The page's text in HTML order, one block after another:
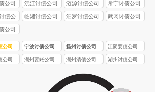
公司 沅江讨债公司 涟源讨债公司 常宁讨债公司
债公
临湘讨债公司 汨罗讨债公司 武冈讨债公司
公司
公司 宁波讨债公司 扬州讨债公司 江阴要债公司
公司 湖州要账公司 湖州清债公司 湖州讨债公司